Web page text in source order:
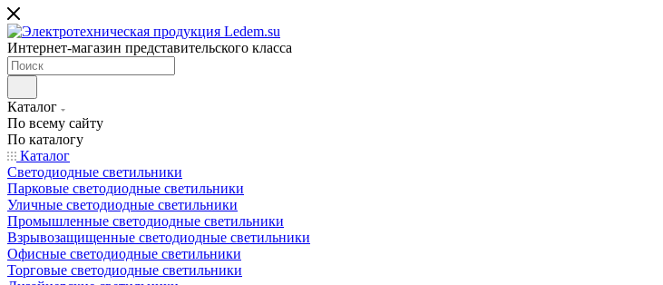
Интернет-магазин представительского класса
Каталог
По всему сайту
По каталогу
Каталог
Светодиодные светильники
Парковые светодиодные светильники
Уличные светодиодные светильники
Промышленные светодиодные светильники
Взрывозащищенные светодиодные светильники
Офисные светодиодные светильники
Торговые светодиодные светильники